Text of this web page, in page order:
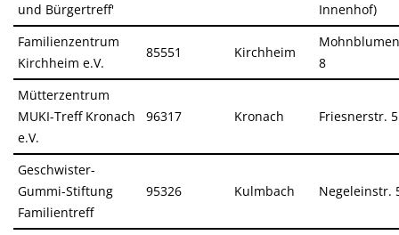
und Bürgertreff'
Innenhof)
Familienzentrum
Kirchheim e.V.
85551 Kirchheim
8
Mütterzentrum
MUKI-Treff Kronach
e.V.
96317 Kronach Friesnerstr.
Geschwister-
Gummi-Stiftung
Familientreff
95326 Kulmbach Negeleinstr.